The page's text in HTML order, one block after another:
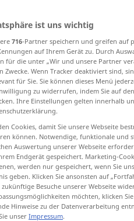
lang
ist uns wichtig
716-Partner speichern und greifen auf
auf Ihrem Gerät zu. Durch
für die unter „Wir und unsere Partner
Zwecke. Wenn Tracker deaktiviert sind,
für Sie. Sie können dieses Menü
zu widerrufen, indem Sie auf
Ihre Einstellungen gelten innerhalb
Cookies, damit Sie unsere Webseite
können. Notwendige, funktionale und
Auswertung unserer Webseite
Endgerät gespeichert. Marketing-
werden nur gespeichert, wenn Sie
geben. Klicken Sie ansonsten auf
Besuche unserer Webseite
möchten, klicken
Hinweise zu der Datenverarbeitung
unser Impressum.